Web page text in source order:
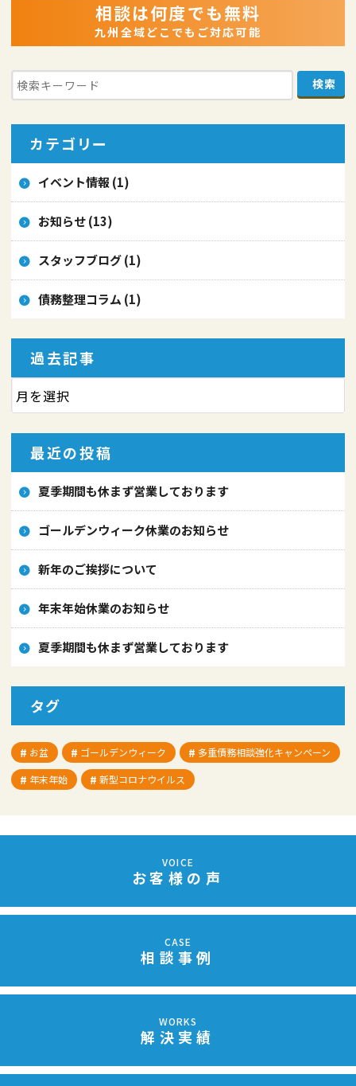
相談は何度でも無料
九州全域どこでもご対応可能
カテゴリー
イベント情報 (1)
お知らせ (13)
スタッフブログ (1)
債務整理コラム (1)
過去記事
最近の投稿
夏季期間も休まず営業しております
ゴールデンウィーク休業のお知らせ
新年のご挨拶について
年末年始休業のお知らせ
夏季期間も休まず営業しております
タグ
お盆 ゴールデンウィーク
多重債務相談強化キャンペーン
年末年始
新型コロナウイルス
VOICE
お客様の声
CASE
相談事例
WORKS
解決実績